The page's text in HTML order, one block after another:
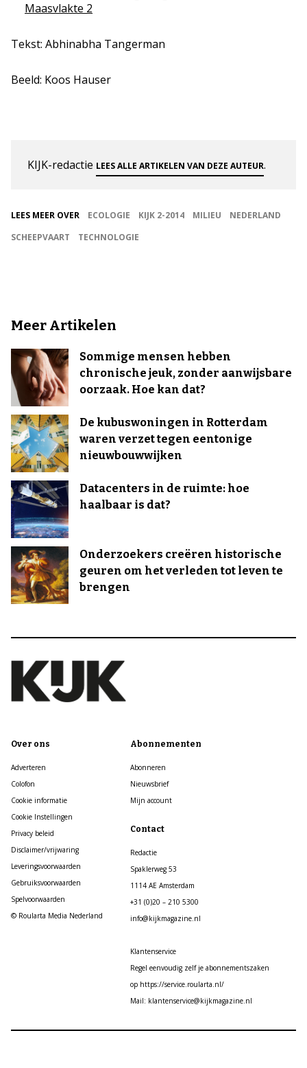
Maasvlakte 2
Tekst: Abhinabha Tangerman
Beeld: Koos Hauser
KIJK-redactie LEES ALLE ARTIKELEN VAN DEZE AUTEUR.
LEES MEER OVER ECOLOGIE KIJK 2-2014 MILIEU
NEDERLAND
SCHEEPVAART
TECHNOLOGIE
Meer Artikelen
Sommige mensen hebben
chronische jeuk, zonder aanwijsbare
oorzaak. Hoe kan dat?
De kubuswoningen in Rotterdam
waren verzet tegen eentonige
nieuwbouwwijken
Datacenters in de ruimte: hoe
haalbaar is dat?
Onderzoekers creëren historische
geuren om het verleden tot leven te
brengen
Over ons
Adverteren
Colofon
Cookie informatie
Cookie Instellingen
Privacy beleid
Disclaimer/vrijwaring
Leveringsvoorwaarden
Gebruiksvoorwaarden
Spelvoorwaarden
© Roularta Media Nederland
Abonnementen
Abonneren
Nieuwsbrief
Mijn account
Contact
Redactie
Spaklerweg 53
1114 AE Amsterdam
+31 (0)20 – 210 5300
info@kijkmagazine.nl
Klantenservice
Regel eenvoudig zelf je abonnementszaken
op https://service.roularta.nl/
Mail: klantenservice@kijkmagazine.nl